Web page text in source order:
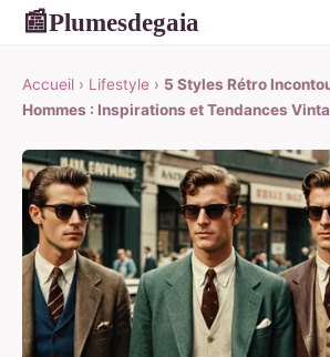
📰Plumesdegaia
Accueil › Lifestyle › 5 Styles Rétro
Hommes : Inspirations et Tendances